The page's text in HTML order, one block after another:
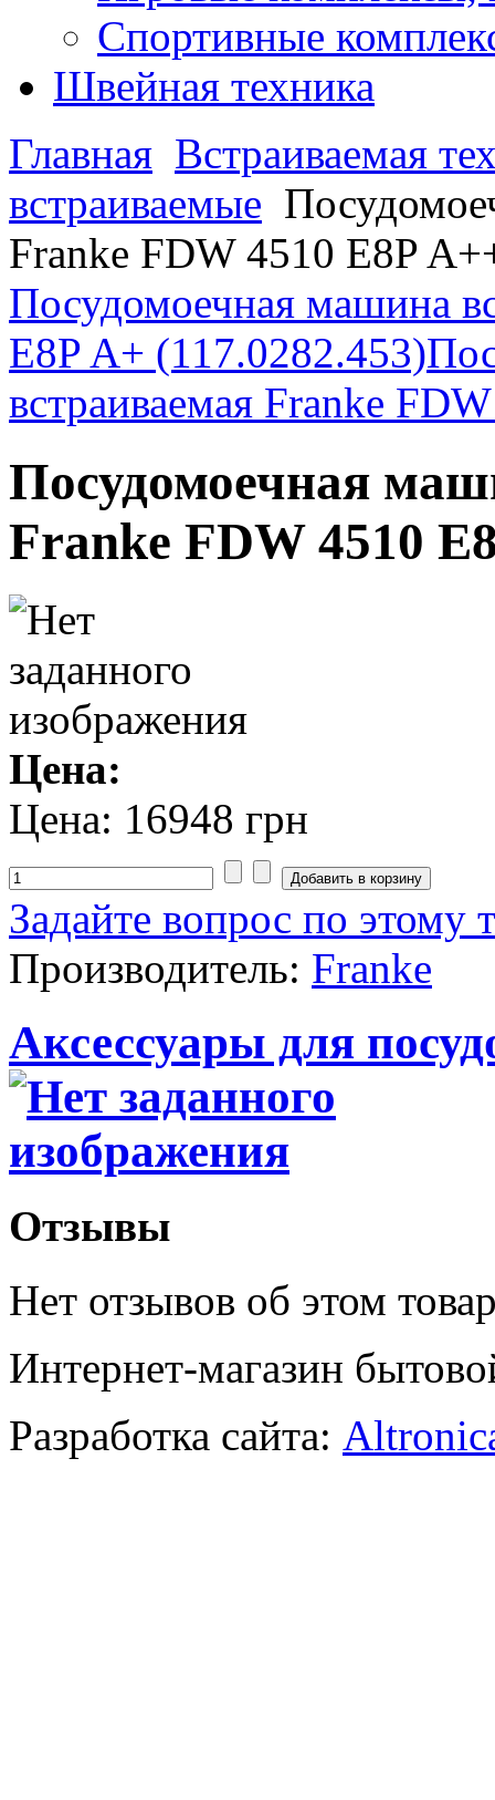
Спортивные
Швейная техника
Главная Встраиваемая
встраиваемые
Franke FDW 4510 E8P
Посудомоечная машина
E8P A+ (117.0282.453)
встраиваемая Franke
Посудомоечная
Franke FDW 4510
Цена:
Цена: 16948 грн
Задайте вопрос по этому
Производитель: Franke
Аксессуары для
Отзывы
Нет отзывов об этом
Интернет-магазин
Разработка сайта: